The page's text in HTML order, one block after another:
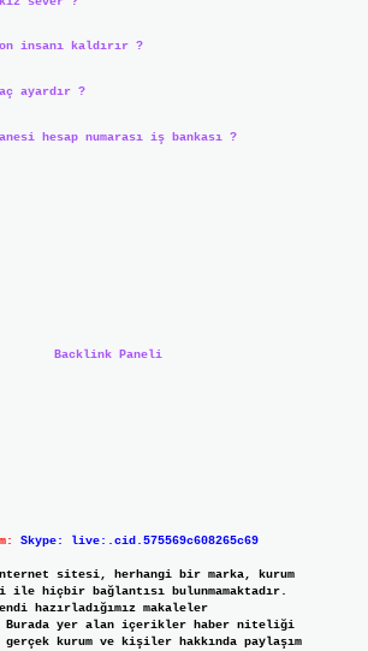
insanı kaldırır ?
ayardır ?
hesap numarası iş bankası ?
Skype: live:.cid.575569c608265c69
sitesi, herhangi bir marka, kurum
ile hiçbir bağlantısı bulunmamaktadır.
hazırladığımız makaleler
Burada yer alan içerikler haber niteliği
gerçek kurum ve kişiler hakkında paylaşım